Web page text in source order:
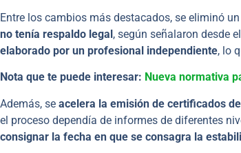
Entre los cambios más destacados, se eliminó un
no tenía respaldo legal, según señalaron desde
elaborado por un profesional independiente, lo
Nota que te puede interesar: Nueva normativa
Además, se acelera la emisión de certificados
el proceso dependía de informes de diferentes
consignar la fecha en que se consagra la